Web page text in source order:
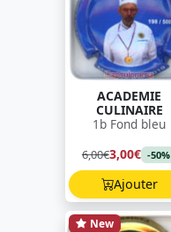
ACADEMIE
CULINAIRE
1b Fond bleu
6,00€3,00€ -50%
Ajouter
New